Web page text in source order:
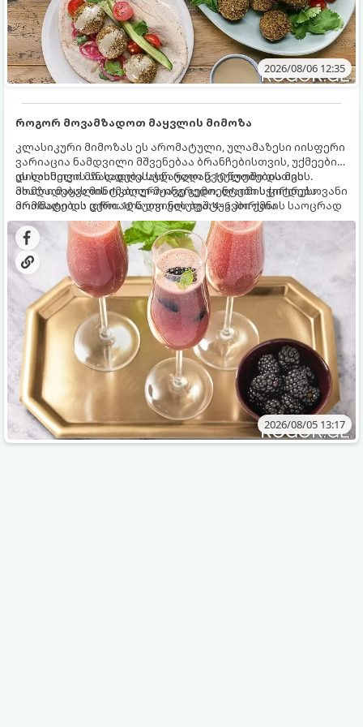
2026/08/06 12:35
როგორ მოვამზადოთ მაყვლის მიმოზა
კლასიკური მიმოზას ეს არომატული, ულამაზესი იისფერი
ვარიაცია ნამდვილი მშვენებაა ბრანჩებისთვის, უქმეების
დილისთვის ან სადღესასწაულო წვეულებებისთვის.
ახალი მაყვლის ტკბილ-მჟავე გემო, ლაიმის ციტრუსოვანი
არომატი და ცქრიალა ღვინის ბუშტუკები ქმნის საოცრად
დახვეწილ და მაგრილებელ კოქტეილს.
ეს სასმელი მზადდება სულ რაღაც 10 წუთში და მის
მომზადებას მინიმალური ინგრედიენტები სჭირდება.
მომზადების დრო: 10 წუთი ულუფა: 4–6 პორცია
2026/08/05 13:17